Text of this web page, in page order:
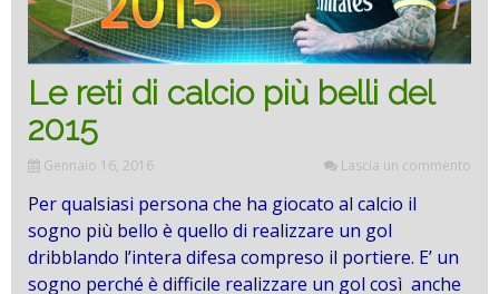
Le reti di calcio più belli del
2015
Gennaio 16, 2016 Lascia un commento
Per qualsiasi persona che ha giocato al calcio il
sogno più bello è quello di realizzare un gol
dribblando l’intera difesa compreso il portiere. E’ un
sogno perché è difficile realizzare un gol così anche